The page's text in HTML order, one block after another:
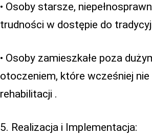
• Osoby starsze,
trudności w dostępie do
• Osoby zamieszkałe poza
otoczeniem, które wcześniej
rehabilitacji .
5. Realizacja i Implementacja: